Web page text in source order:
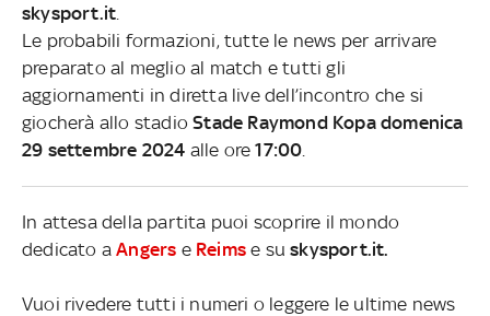
skysport.it
Le probabili formazioni, tutte le news per arrivare
preparato al meglio al match e tutti gli
aggiornamenti in diretta live dell’incontro che si
giocherà allo stadioStade Raymond Kopa domenica
29 settembre 2024 alle ore17:00
In attesa della partita puoi scoprire il mondo
dedicato aAngers e Reims e suskysport.it.
Vuoi rivedere tutti i numeri o leggere le ultime news